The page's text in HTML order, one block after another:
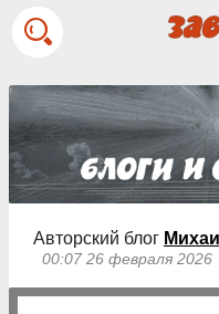
Авторский блог
00:07 26 февраля 2026